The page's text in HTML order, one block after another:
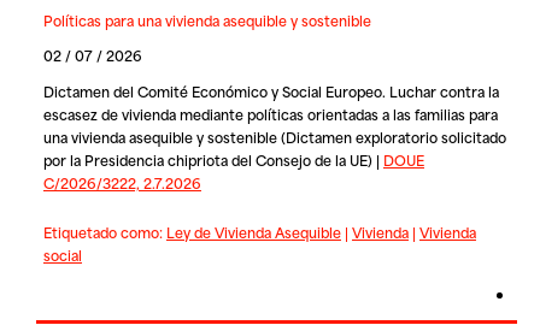
Políticas para una vivienda asequible y sostenible
02 / 07 / 2026
Dictamen del Comité Económico y Social Europeo. Luchar contra la
escasez de vivienda mediante políticas orientadas a las familias para
una vivienda asequible y sostenible (Dictamen exploratorio solicitado
por la Presidencia chipriota del Consejo de la UE) | DOUE
C/2026/3222, 2.7.2026
Etiquetado como: Ley de Vivienda Asequible| Vivienda| Vivienda
social